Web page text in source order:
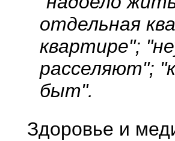
отдельная
квартире";
расселяют";
быт".
Здоровье и